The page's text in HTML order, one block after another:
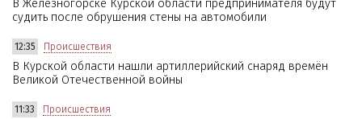
В Железногорске Курской области предпринимателя будут
судить после обрушения стены на автомобили
12:35 Происшествия
В Курской области нашли артиллерийский снаряд времён
Великой Отечественной войны
11:33 Происшествия